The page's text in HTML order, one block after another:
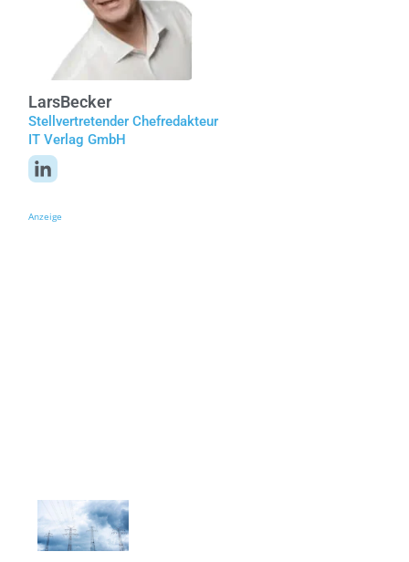
LarsBecker
Stellvertretender Chefredakteur
IT Verlag GmbH
Anzeige